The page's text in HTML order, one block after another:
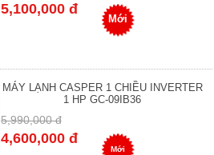
5,100,000 đ
Mới
MÁY LẠNH CASPER 1 CHIỀU INVERTER
1 HP GC-09IB36
5,990,000 đ
4,600,000 đ
Mới